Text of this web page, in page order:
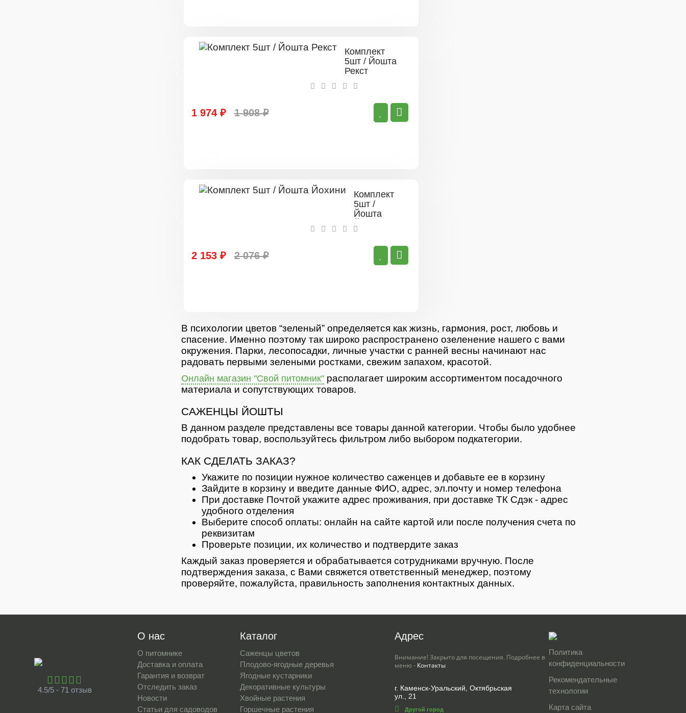
Комплект
5шт / Йошта
Рекст
1 974 ₽ 1 908 ₽
Комплект
5шт /
Йошта
Йохини
2 153 ₽ 2 076 ₽
В психологии цветов “зеленый” определяется как жизнь, гармония, рост, любовь и
спасение. Именно поэтому так широко распространено озеленение нашего с вами
окружения. Парки, лесопосадки, личные участки с ранней весны начинают нас
радовать первыми зелеными ростками, свежим запахом, красотой.
Онлайн магазин "Свой питомник"располагает широким ассортиментом посадочного
материала и сопутствующих товаров.
САЖЕНЦЫ ЙОШТЫ
В данном разделе представлены все товары данной категории. Чтобы было удобнее
подобрать товар, воспользуйтесь фильтром либо выбором подкатегории.
КАК СДЕЛАТЬ ЗАКАЗ?
Укажите по позиции нужное количество саженцев и добавьте ее в корзину
Зайдите в корзину и введите данные ФИО, адрес, эл.почту и номер телефона
При доставке Почтой укажите адрес проживания, при доставке ТК Сдэк - адрес
удобного отделения
Выберите способ оплаты: онлайн на сайте картой или после получения счета по
реквизитам
Проверьте позиции, их количество и подтвердите заказ
Каждый заказ проверяется и обрабатывается сотрудниками вручную. После
подтверждения заказа, с Вами свяжется ответственный менеджер, поэтому
проверяйте, пожалуйста, правильность заполнения контактных данных.
4.5/5 - 71 отзыв
О нас
О питомнике
Доставка и оплата
Гарантия и возврат
Отследить заказ
Новости
Статьи для садоводов
Каталог
Саженцы цветов
Плодово-ягодные деревья
Ягодные кустарники
Декоративные культуры
Хвойные растения
Горшечные растения
Адрес
Внимание! Закрыто для посещения. Подробнее в
меню - Контакты
г. Каменск-Уральский, Октябрьская
ул., 21
Другой город
Политика
конфиденциальности
Рекомендательные
технологии
Карта сайта